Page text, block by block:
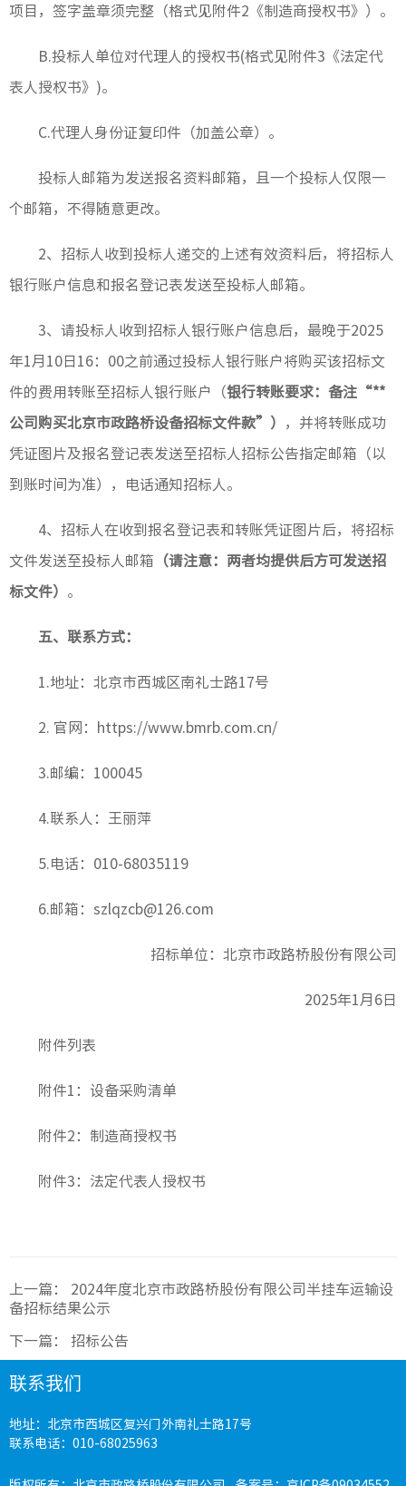
项目，签字盖章须完整（格式见附件2《制造商授权书》）。
B.投标人单位对代理人的授权书(格式见附件3《法定代
表人授权书》)。
C.代理人身份证复印件（加盖公章）。
投标人邮箱为发送报名资料邮箱，且一个投标人仅限一
个邮箱，不得随意更改。
2、招标人收到投标人递交的上述有效资料后，将招标人
银行账户信息和报名登记表发送至投标人邮箱。
3、请投标人收到招标人银行账户信息后，最晚于2025
年1月10日16：00之前通过投标人银行账户将购买该招标文
件的费用转账至招标人银行账户（银行转账要求：备注“**
公司购买北京市政路桥设备招标文件款”） ，并将转账成功
凭证图片及报名登记表发送至招标人招标公告指定邮箱（以
到账时间为准），电话通知招标人。
4、招标人在收到报名登记表和转账凭证图片后，将招标
文件发送至投标人邮箱 （请注意：两者均提供后方可发送招
标文件） 。
五、联系方式：
1.地址：北京市西城区南礼士路17号
2. 官网：https://www.bmrb.com.cn/
3.邮编：100045
4.联系人：王丽萍
5.电话：010-68035119
6.邮箱：szlqzcb@126.com
招标单位：北京市政路桥股份有限公司
2025年1月6日
附件列表
附件1： 设备采购清单
附件2： 制造商授权书
附件3： 法定代表人授权书
上一篇：
2024年度北京市政路桥股份有限公司半挂车运输设
备招标结果公示
下一篇： 招标公告
联系我们
地址：北京市西城区复兴门外南礼士路17号
联系电话：010-68025963